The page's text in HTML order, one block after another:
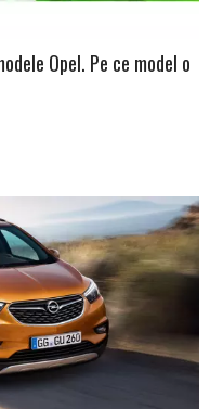
Opel. Pe ce model o